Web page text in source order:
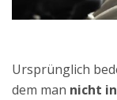
Ursprünglich
dem man nicht